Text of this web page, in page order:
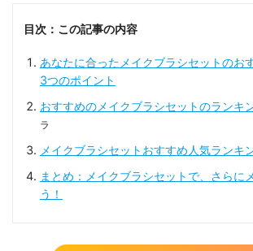
目次：この記事の内容
あなたに合ったメイクブラシセットのお
3つのポイント
おすすめのメイクブラシセットのランキ
ラ
メイクブラシセットおすすめ人気ランキ
まとめ：メイクブラシセットで、さらに
う！